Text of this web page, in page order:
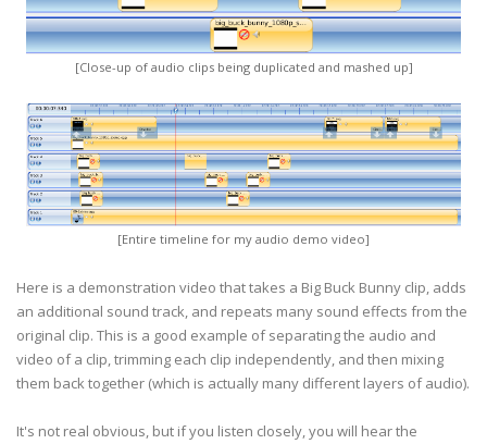
[Close-up of audio clips being duplicated and mashed up]
[Entire timeline for my audio demo video]
Here is a demonstration video that takes a Big Buck Bunny clip, adds
an additional sound track, and repeats many sound effects from the
original clip. This is a good example of separating the audio and
video of a clip, trimming each clip independently, and then mixing
them back together (which is actually many different layers of audio).
It's not real obvious, but if you listen closely, you will hear the